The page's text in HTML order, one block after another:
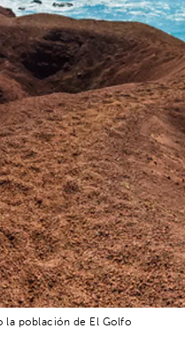
la población de El Golfo